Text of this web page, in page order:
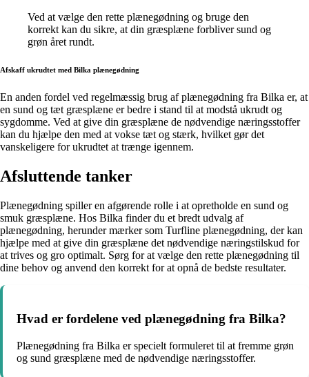
Ved at vælge den rette plænegødning og bruge den
korrekt kan du sikre, at din græsplæne forbliver sund og
grøn året rundt.
Afskaff ukrudtet med Bilka plænegødning
En anden fordel ved regelmæssig brug af plænegødning fra Bilka er, at
en sund og tæt græsplæne er bedre i stand til at modstå ukrudt og
sygdomme. Ved at give din græsplæne de nødvendige næringsstoffer
kan du hjælpe den med at vokse tæt og stærk, hvilket gør det
vanskeligere for ukrudtet at trænge igennem.
Afsluttende tanker
Plænegødning spiller en afgørende rolle i at opretholde en sund og
smuk græsplæne. Hos Bilka finder du et bredt udvalg af
plænegødning, herunder mærker som Turfline plænegødning, der kan
hjælpe med at give din græsplæne det nødvendige næringstilskud for
at trives og gro optimalt. Sørg for at vælge den rette plænegødning til
dine behov og anvend den korrekt for at opnå de bedste resultater.
Hvad er fordelene ved plænegødning fra Bilka?
Plænegødning fra Bilka er specielt formuleret til at fremme grøn
og sund græsplæne med de nødvendige næringsstoffer.